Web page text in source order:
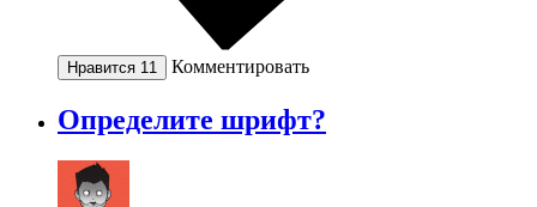
Нравится 11 Комментировать
Определите шрифт?